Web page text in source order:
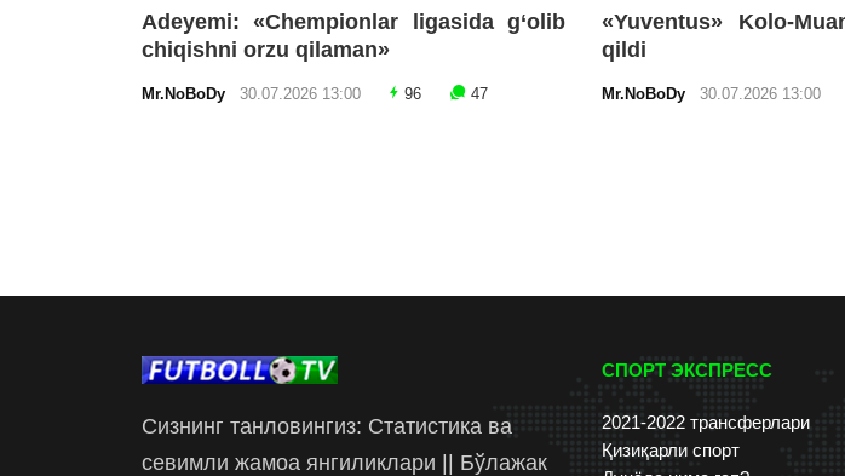
Adeyemi: «Chempionlar ligasida g‘olib
chiqishni orzu qilaman»
Mr.NoBoDy 30.07.2026 13:00 96 47
«Yuventus» Kolo-
qildi
Mr.NoBoDy 30.07.2026 13:00
Сизнинг танловингиз: Статистика ва
севимли жамоа янгиликлари || Бўлажак
СПОРТ ЭКСПРЕСС
2021-2022 трансферлари
Қизиқарли спорт